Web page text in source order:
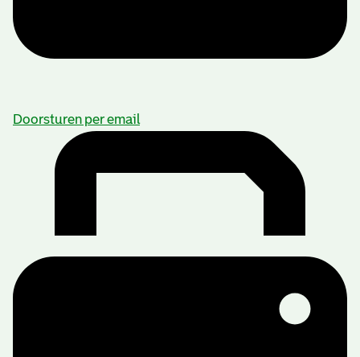
Doorsturen per email